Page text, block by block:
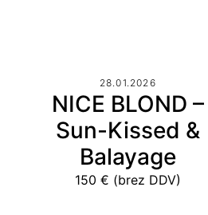
28.01.2026
NICE BLOND –
Sun-Kissed &
Balayage
150 € (brez DDV)